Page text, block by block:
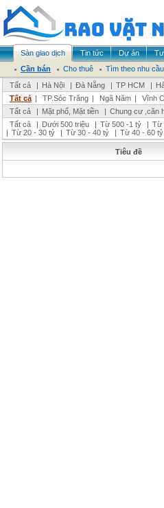
Sàn giao dịch Tin tức Dự án
Cần bán
Cho thuê
Tìm theo nhu cầu
Tất cả
| Hà Nội | Đà Nẵng | TP HCM |
Tất cả | TP.Sóc Trăng | Ngã Năm | Vĩnh
Tất cả
| Mặt phố, Mặt tiền | Chung cư ,căn
Tất cả
| Dưới 500 triệu | Từ 500 -1 tỷ | Từ
| Từ 20 - 30 tỷ | Từ 30 - 40 tỷ | Từ 40 - 60 tỷ
Tiêu đề